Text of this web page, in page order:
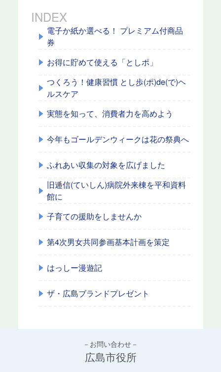
INDEX
電子か紙か選べる！ プレミアム付商品
券
お得に貯めて使える「としポ」
つくろう！健康習慣 とし歩(ポ)de(で)ヘ
ルスケア
実態を知って、消費者力を高めよう
今年もゴールデンウィークは花の祭典へ
ふれあい収集の対象を広げました
旧逓信(ていしん)病院外来棟を平和資料
館に
子育ての援助をしませんか
第4次男女共同参画基本計画を策定
はっしー漫遊記
ザ・広島ブランドプレゼント
－お問い合わせ－
広島市役所